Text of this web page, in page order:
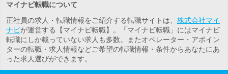
マイナビ転職について
正社員の求人・転職情報をご紹介する転職サイトは、 株式会社マイ
ナビが運営する【マイナビ転職】。「マイナビ転職」にはマイナビ
転職にしか載っていない求人も多数。またオペレーター・アポイン
ターの転職・求人情報などご希望の転職情報・条件からあなたにあ
った求人選びができます。